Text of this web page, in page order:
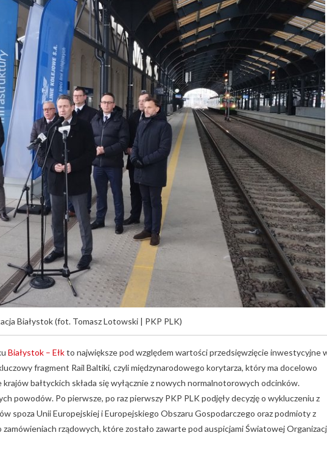
Białystok (fot. Tomasz Lotowski | PKP PLK)
Białystok – Ełkto największe pod względem wartości przedsięwzięcie inwestycyjne
fragment Rail Baltiki, czyli międzynarodowego korytarza, który ma docelowo
krajów bałtyckich składa się wyłącznie z nowych normalnotorowych odcinków.
powodów. Po pierwsze, po raz pierwszy PKP PLK podjęły decyzję o wykluczeniu z
spoza Unii Europejskiej i Europejskiego Obszaru Gospodarczego oraz podmioty z
rządowych, które zostało zawarte pod auspicjami Światowej